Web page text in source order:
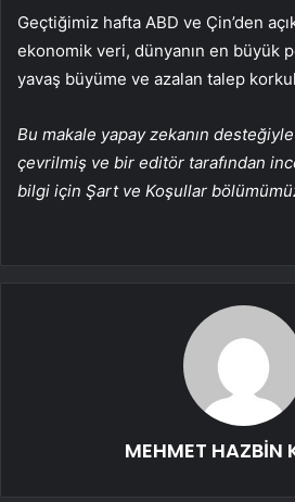
Geçtiğimiz hafta ABD ve Çin’den
ekonomik veri, dünyanın en büyük
yavaş büyüme ve azalan talep
Bu makale yapay zekanın
çevrilmiş ve bir editör tarafından
bilgi için Şart ve Koşullar
MEHMET HAZBİN